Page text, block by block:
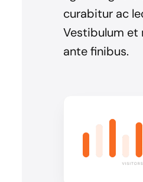
curabitur ac
Vestibulum et
ante finibus.